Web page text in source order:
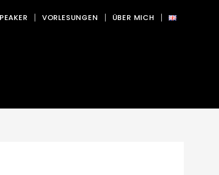
VORLESUNGEN ÜBER MICH